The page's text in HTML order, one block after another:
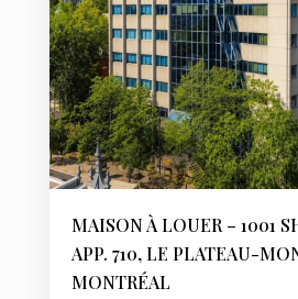
MAISON À LOUER – 1001
APP. 710, LE PLATEAU-
MONTRÉAL